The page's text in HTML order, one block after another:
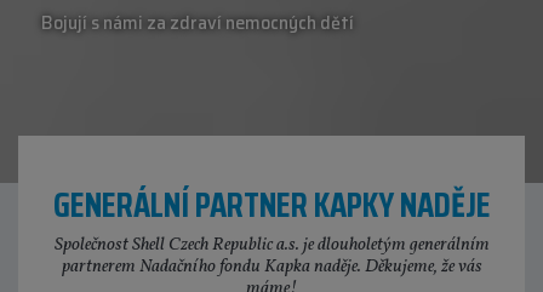
Bojují s námi za zdraví nemocných dětí
GENERÁLNÍ PARTNER KAPKY NADĚJE
Společnost Shell Czech Republic a.s. je dlouholetým generálním
partnerem Nadačního fondu Kapka naděje. Děkujeme, že vás